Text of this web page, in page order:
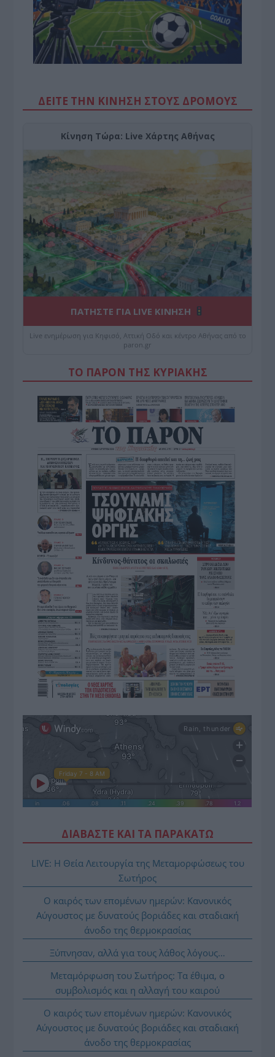
ΔΕΙΤΕ ΤΗΝ ΚΙΝΗΣΗ ΣΤΟΥΣ ΔΡΌΜΟΥΣ
Κίνηση Τώρα: Live Χάρτης Αθήνας
ΠΑΤΗΣΤΕ ΓΙΑ LIVE ΚΙΝΗΣΗ
Live ενημέρωση για Κηφισό, Αττική Οδό και κέντρο Αθήνας από το
paron.gr
ΤΟ ΠΑΡΟΝ ΤΗΣ ΚΥΡΙΑΚΗΣ
ΔΙΑΒΑΣΤΕ ΚΑΙ ΤΑ ΠΑΡΑΚΑΤΩ
LIVE: Η Θεία Λειτουργία της Μεταμορφώσεως του
Σωτήρος
Ο καιρός των επομένων ημερών: Κανονικός
Αύγουστος με δυνατούς βοριάδες και σταδιακή
άνοδο της θερμοκρασίας
Ξύπνησαν, αλλά για τους λάθος λόγους…
Μεταμόρφωση του Σωτήρος: Τα έθιμα, ο
συμβολισμός και η αλλαγή του καιρού
Ο καιρός των επομένων ημερών: Κανονικός
Αύγουστος με δυνατούς βοριάδες και σταδιακή
άνοδο της θερμοκρασίας